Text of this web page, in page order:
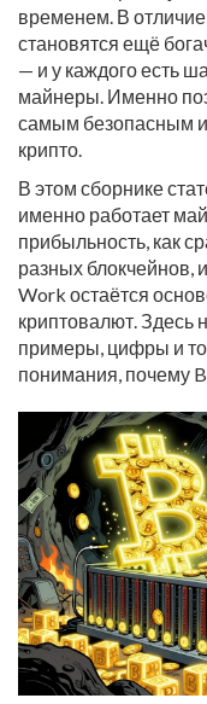
временем. В
становятся ещё
— и у каждого есть
майнеры. Именно
самым безопасным
крипто.
В этом сборнике
именно работает
прибыльность, как
разных блокчейнов,
Work остаётся
криптовалют. Здесь
примеры, цифры и
понимания, почему